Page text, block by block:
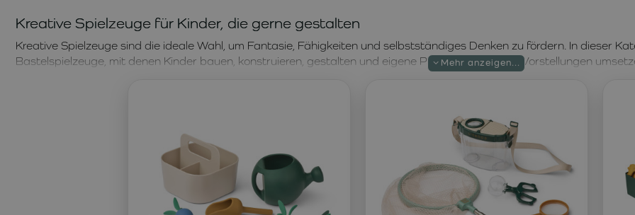
Kreative Spielzeuge für Kinder, die gerne gestalten
Kreative Spielzeuge sind die ideale Wahl, um Fantasie, Fähigkeiten und selbstständiges Denken zu fördern. In dieser
Bastelspielzeuge, mit denen Kinder bauen, konstruieren, gestalten und eigene Projekte nach ihren Vorstellungen
Kreative Spielzeuge und Konstruktionsspielzeuge fördern Lernen ganz nebenbei – spielerisch und natürlich. Beim
technisches Denken und räumliche Vorstellungskraft. Bastelspielzeuge stärken
logisches Denken, Geduld und
neue Lösungen und erleben die Freude am selbst geschaffenen Ergebnis. Deshalb eignen sich kreative Spielzeuge
und gemeinsame Familienprojekte.
Konstruktions- und Kreativspielzeuge ohne Grenzen der Fantasie
In der Kategorie „Kreative Spielzeuge“ finden Sie offene Spielsysteme mit unzähligen Möglichkeiten zum Kombinieren